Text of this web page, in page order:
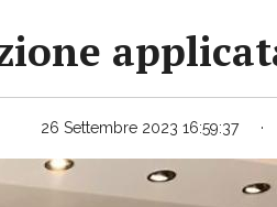
26 Settembre 2023 16:59:37